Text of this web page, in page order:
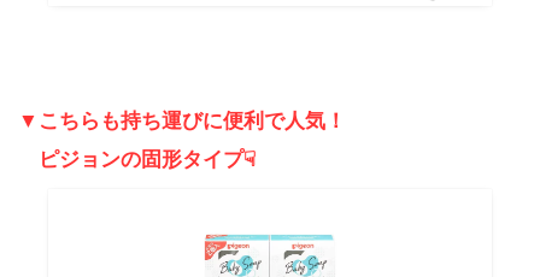
▼こちらも持ち運びに便利で人気！
ピジョンの固形タイプ☟